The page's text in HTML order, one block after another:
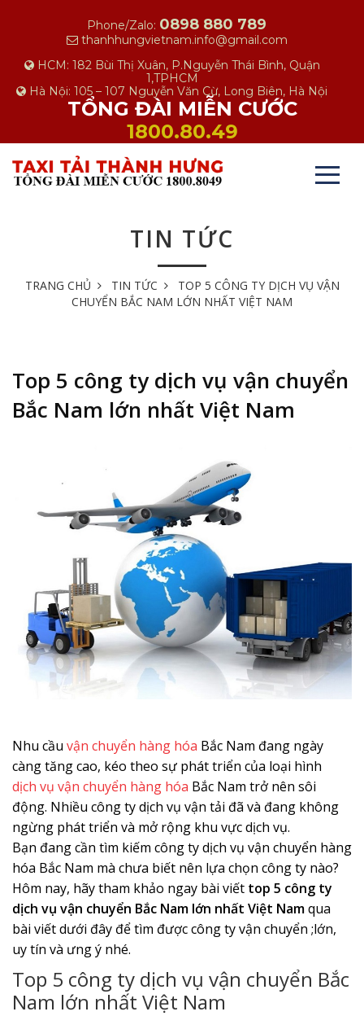
Phone/Zalo: 0898 880 789
thanhhungvietnam.info@gmail.com
HCM: 182 Bùi Thị Xuân, P.Nguyễn Thái Bình, Quận
1,TPHCM
Hà Nội: 105 – 107 Nguyễn Văn Cừ, Long Biên, Hà Nội
TỔNG ĐÀI MIỄN CƯỚC
1800.80.49
TIN TỨC
TRANG CHỦ TIN TỨC
TOP 5 CÔNG TY DỊCH VỤ VẬN
CHUYỂN BẮC NAM LỚN NHẤT VIỆT NAM
Top 5 công ty dịch vụ vận chuyển
Bắc Nam lớn nhất Việt Nam
Nhu cầu vận chuyển hàng hóa Bắc Nam đang ngày
càng tăng cao, kéo theo sự phát triển của loại hình
dịch vụ vận chuyển hàng hóa Bắc Nam trở nên sôi
động. Nhiều công ty dịch vụ vận tải đã và đang không
ngừng phát triển và mở rộng khu vực dịch vụ.
Bạn đang cần tìm kiếm công ty dịch vụ vận chuyển hàng
hóa Bắc Nam mà chưa biết nên lựa chọn công ty nào?
Hôm nay, hãy tham khảo ngay bài viết top 5 công ty
dịch vụ vận chuyển Bắc Nam lớn nhất Việt Namqua
bài viết dưới đây để tìm được công ty vận chuyển ;lớn,
uy tín và ưng ý nhé.
Top 5 công ty dịch vụ vận chuyển Bắc
Nam lớn nhất Việt Nam